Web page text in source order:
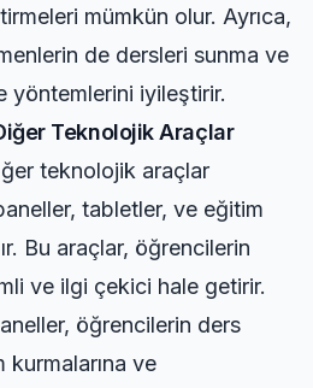
mümkün olur. Ayrıca,
de dersleri sunma ve
yöntemlerini iyileştirir.
Teknolojik Araçlar
teknolojik araçlar
tabletler, ve eğitim
Bu araçlar, öğrencilerin
ve ilgi çekici hale getirir.
öğrencilerin ders
ve